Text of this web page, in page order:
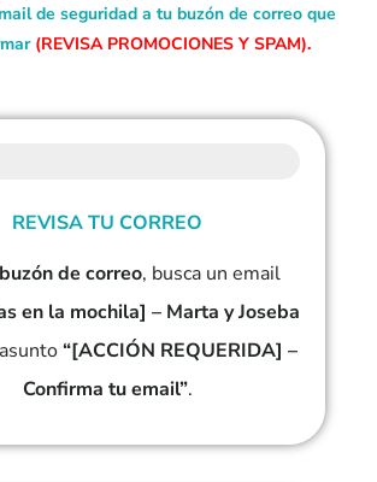
de seguridad a tu buzón de correo que
(REVISA PROMOCIONES Y SPAM).
REVISA TU CORREO
de correo, busca un email
en la mochila] – Marta y Joseba
“[ACCIÓN REQUERIDA] –
Confirma tu email”.